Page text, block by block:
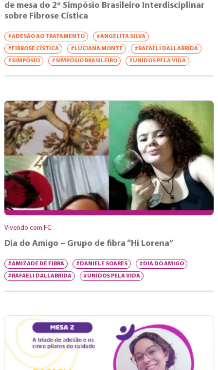
de mesa do 2º Simpósio Brasileiro Interdisciplinar
sobre Fibrose Cística
#ADESÃO AO TRATAMENTO #ANGELITA SILVA
#FIBROSE CÍSTICA #LUCIANA MONTE #RAFAELI DALLABRIDA
#SIMPÓSIO #SIMPÓSIO BRASILEIRO #UNIDOS PELA VIDA
Vivendo com FC
Dia do Amigo – Grupo de fibra “Hi Lorena”
#AMIZADE DE FIBRA #DANIELE SOARES #DIA DO AMIGO
#RAFAELI DALLABRIDA #UNIDOS PELA VIDA